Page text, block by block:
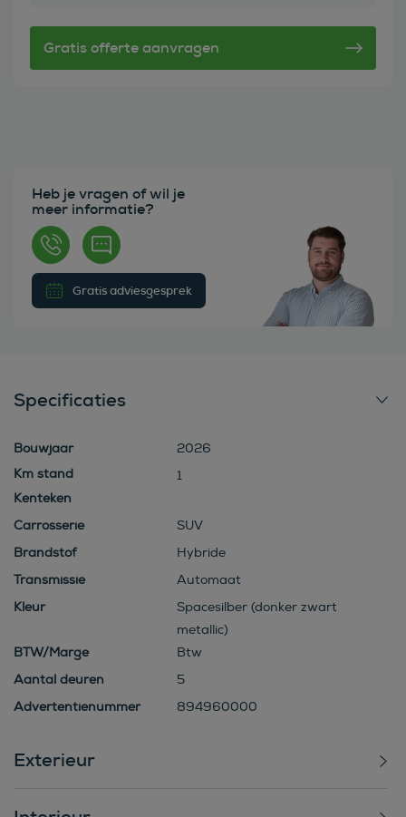
Heb je vragen of wil je
meer informatie?
Gratis adviesgesprek
Specificaties
Bouwjaar
2026
1
Kenteken
Carrosserie
SUV
Brandstof
Hybride
Transmissie
Automaat
Kleur
Spacesilber (donker zwart
metallic)
BTW/Marge
Btw
Aantal deuren
5
Advertentienummer
894960000
Exterieur